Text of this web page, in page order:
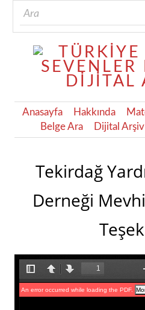
Anasayfa Hakkında
Belge Ara
Dijital
Tekirdağ
Derneği